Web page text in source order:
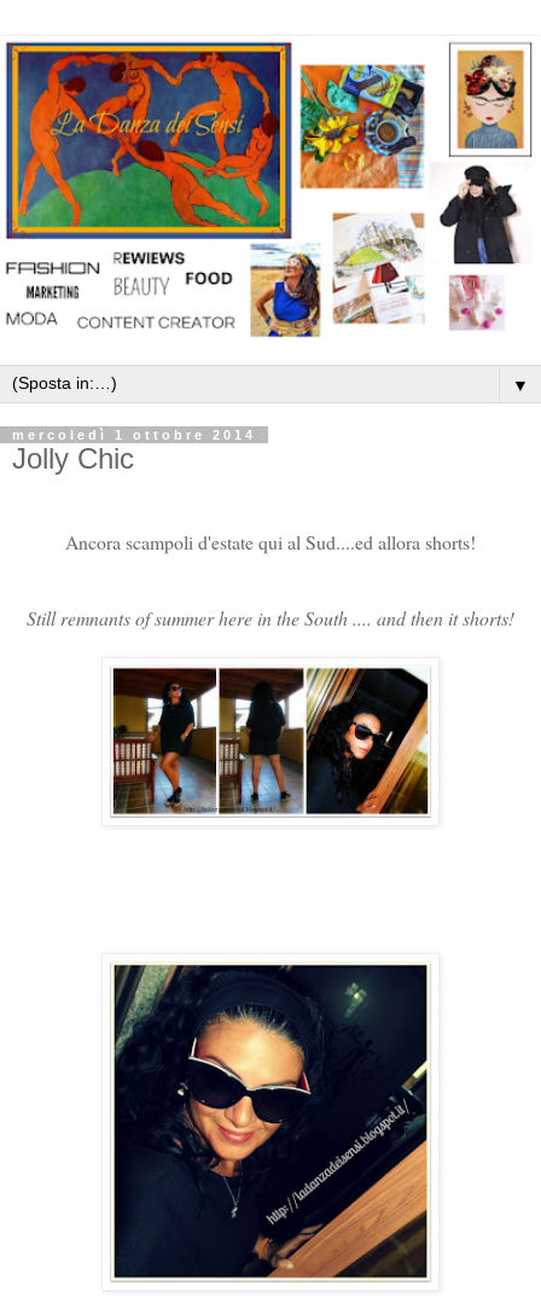
▼
mercoledì 1 ottobre 2014
Jolly Chic
Ancora scampoli d'estate qui al Sud....ed allora shorts!
Still remnants of summer here in the South .... and then it shorts!